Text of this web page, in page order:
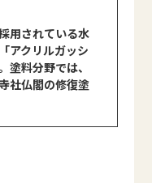
用されている水
アクリルガッシ
塗料分野では、
社仏閣の修復塗